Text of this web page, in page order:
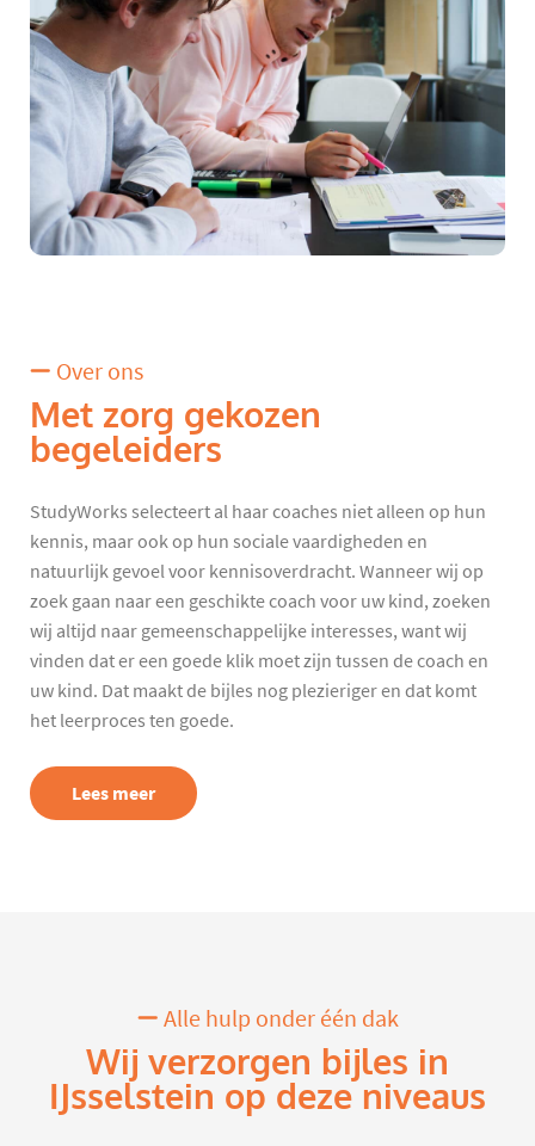
Over ons
Met zorg gekozen
begeleiders
StudyWorks selecteert al haar coaches niet alleen op hun
kennis, maar ook op hun sociale vaardigheden en
natuurlijk gevoel voor kennisoverdracht. Wanneer wij op
zoek gaan naar een geschikte coach voor uw kind, zoeken
wij altijd naar gemeenschappelijke interesses, want wij
vinden dat er een goede klik moet zijn tussen de coach en
uw kind. Dat maakt de bijles nog plezieriger en dat komt
het leerproces ten goede.
Lees meer
Alle hulp onder één dak
Wij verzorgen bijles in
IJsselstein op deze niveaus